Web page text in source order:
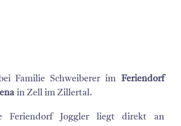
Familie Schweiberer im Feriendorf
in Zell im Zillertal.
Feriendorf Joggler liegt direkt an